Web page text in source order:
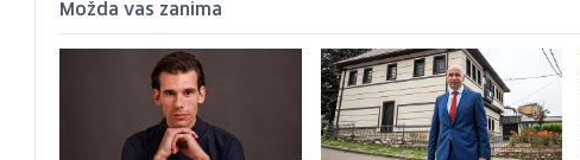
Možda vas zanima